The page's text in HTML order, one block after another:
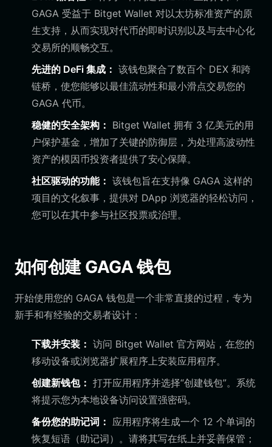
GAGA 受益于 Bitget Wallet 对以太坊标准资产的原
生支持，从而实现对代币的即时识别以及与去中心化
交易所的顺畅交互。
先进的 DeFi 集成： 该钱包聚合了数百个 DEX 和跨
链桥，使您能够以最佳流动性和最小滑点交易您的
GAGA 代币。
稳健的安全架构： Bitget Wallet 拥有 3 亿美元的用
户保护基金，增加了关键的防御层，为处理高波动性
资产的模因币投资者提供了安心保障。
社区驱动的功能： 该钱包旨在支持像 GAGA 这样的
项目的文化叙事，提供对 DApp 浏览器的轻松访问，
您可以在其中参与社区投票或治理。
如何创建 GAGA 钱包
开始使用您的 GAGA 钱包是一个非常直接的过程，专为
新手和有经验的交易者设计：
下载并安装： 访问 Bitget Wallet 官方网站，在您的
移动设备或浏览器扩展程序上安装应用程序。
创建新钱包： 打开应用程序并选择“创建钱包”。系统
将提示您为本地设备访问设置强密码。
备份您的助记词： 应用程序将生成一个 12 个单词的
恢复短语（助记词）。请将其写在纸上并妥善保管；